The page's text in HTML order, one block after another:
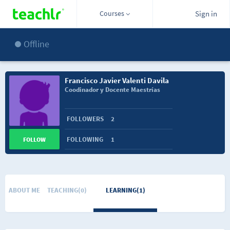
Courses Sign in
Offline
Francisco Javier Valenti Davila
Coodinador y Docente Maestrías
FOLLOWERS 2
FOLLOWING 1
FOLLOW
ABOUT ME TEACHING(0) LEARNING(1)